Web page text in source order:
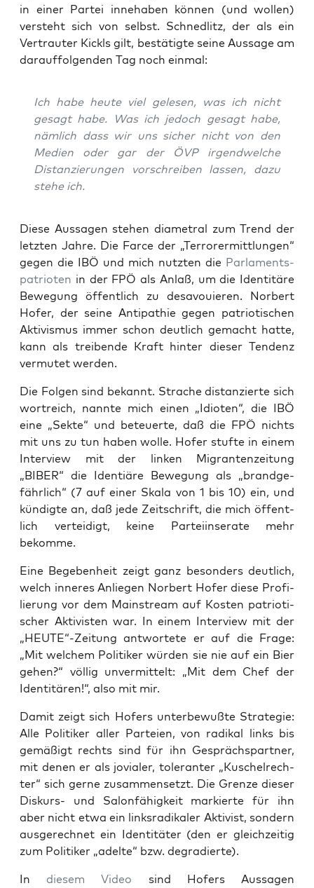
in einer Par­tei inne­ha­ben kön­nen (und wol­len)
ver­steht sich von selbst. Schned­litz, der als ein
Ver­trau­ter Kick­ls gilt, bestä­tig­te sei­ne Aus­sa­ge am
dar­auf­fol­gen­den Tag noch einmal:
Ich habe heu­te viel gele­sen, was ich nicht
gesagt habe. Was ich jedoch gesagt habe,
näm­lich dass wir uns sicher nicht von den
Medi­en oder gar der ÖVP irgend­wel­che
Distan­zie­run­gen vor­schrei­ben las­sen, dazu
ste­he ich.
Die­se Aus­sa­gen ste­hen dia­me­tral zum Trend der
letz­ten Jah­re. Die Far­ce der „Ter­ror­er­mitt­lun­gen“
gegen die IBÖ und mich nutz­ten die Par­la­ments­
pa­trio­ten in der FPÖ als Anlaß, um die Iden­ti­tä­re
Bewe­gung öffent­lich zu des­avou­ie­ren. Nor­bert
Hofer, der sei­ne Anti­pa­thie gegen patrio­ti­schen
Akti­vis­mus immer schon deut­lich gemacht hat­te,
kann als trei­ben­de Kraft hin­ter die­ser Ten­denz
ver­mu­tet werden.
Die Fol­gen sind bekannt. Stra­che distan­zier­te sich
wort­reich, nann­te mich einen „Idio­ten“, die IBÖ
eine „Sek­te“ und beteu­er­te, daß die FPÖ nichts
mit uns zu tun haben wol­le. Hofer stuf­te in einem
Inter­view mit der lin­ken Migran­ten­zei­tung
„BIBER“ die Iden­tiä­re Bewe­gung als „brand­ge­
fähr­lich“ (7 auf einer Ska­la von 1 bis 10) ein, und
kün­dig­te an, daß jede Zeit­schrift, die mich öffent­
lich ver­tei­digt, kei­ne Par­tei­in­se­ra­te mehr
bekomme.
Eine Bege­ben­heit zeigt ganz beson­ders deut­lich,
welch inne­res Anlie­gen Nor­bert Hofer die­se Pro­fi­
lie­rung vor dem Main­stream auf Kos­ten patrio­ti­
scher Akti­vis­ten war. In einem Inter­view mit der
„HEUTE“-Zeitung ant­wor­te­te er auf die Fra­ge:
„Mit wel­chem Poli­ti­ker wür­den sie nie auf ein Bier
gehen?“ völ­lig unver­mit­telt: „Mit dem Chef der
Iden­ti­tä­ren!“, also mit mir.
Damit zeigt sich Hofers unter­be­wuß­te Stra­te­gie:
Alle Poli­ti­ker aller Par­tei­en, von radi­kal links bis
gemä­ßigt rechts sind für ihn Gesprächs­part­ner,
mit denen er als jovia­ler, tole­ran­ter „Kuschel­rech­
ter“ sich ger­ne zusam­men­setzt. Die Gren­ze die­ser
Dis­kurs- und Salon­fä­hig­keit mar­kier­te für ihn
aber nicht etwa ein links­ra­di­ka­ler Akti­vist, son­dern
aus­ge­rech­net ein Iden­ti­tä­ter (den er gleich­zei­tig
zum Poli­ti­ker „adel­te“ bzw. degradierte).
In die­sem Video sind Hofers Aus­sa­gen